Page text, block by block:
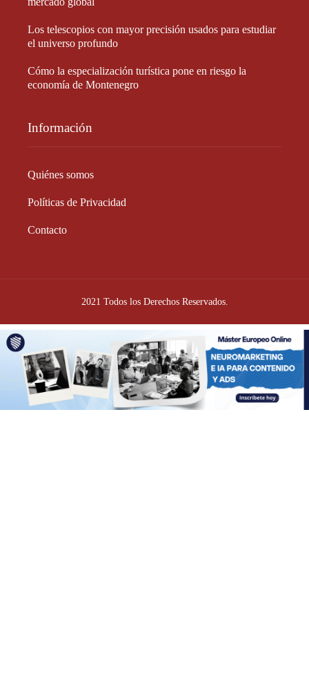
Los telescopios con mayor precisión usados para estudiar
el universo profundo
Cómo la especialización turística pone en riesgo la
economía de Montenegro
Información
Quiénes somos
Políticas de Privacidad
Contacto
2021 Todos los Derechos Reservados.